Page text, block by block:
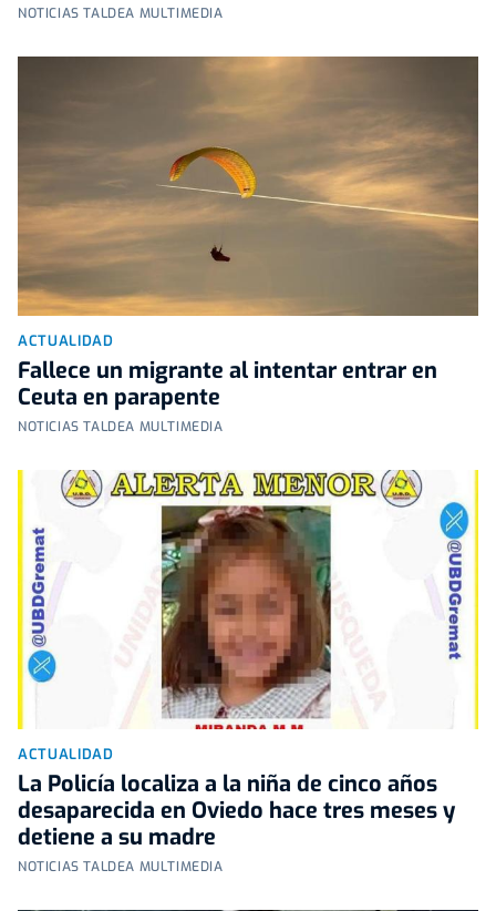
NOTICIAS TALDEA MULTIMEDIA
ACTUALIDAD
Fallece un migrante al intentar entrar en
Ceuta en parapente
NOTICIAS TALDEA MULTIMEDIA
ACTUALIDAD
La Policía localiza a la niña de cinco años
desaparecida en Oviedo hace tres meses y
detiene a su madre
NOTICIAS TALDEA MULTIMEDIA